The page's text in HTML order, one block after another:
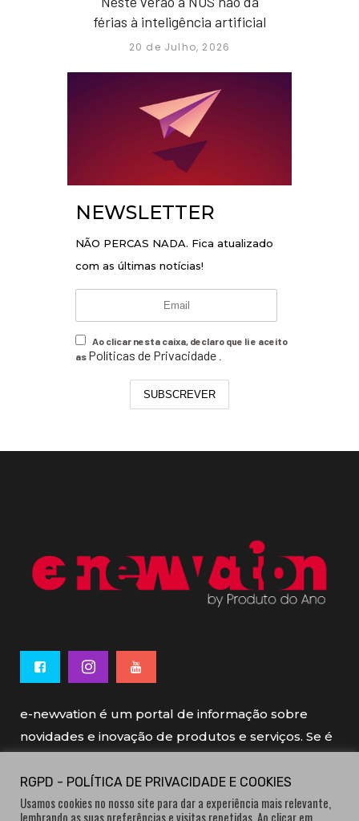
férias à inteligência artificial
20 de Julho, 2026
NEWSLETTER
NÃO PERCAS NADA. Fica atualizado
com as últimas notícias!
Ao clicar nesta caixa, declaro que li e aceito
as Políticas de Privacidade
SUBSCREVER
e-newvation é um portal de informação sobre
novidades e inovação de produtos e serviços. Se é
e-newvation tem o patrocínio do “Produto do
RGPD - POLÍTICA DE PRIVACIDADE E COOKIES
Usamos cookies no nosso site para dar a experiência mais relevante,
lembrando as suas preferências e visitas repetidas. Ao clicar em